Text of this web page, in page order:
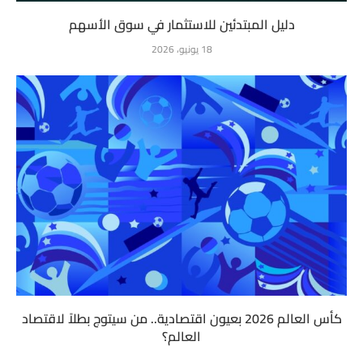
دليل المبتدئين للاستثمار في سوق الأسهم
18 يونيو، 2026
كأس العالم 2026 بعيون اقتصادية.. من سيتوج بطلاً لاقتصاد
العالم؟